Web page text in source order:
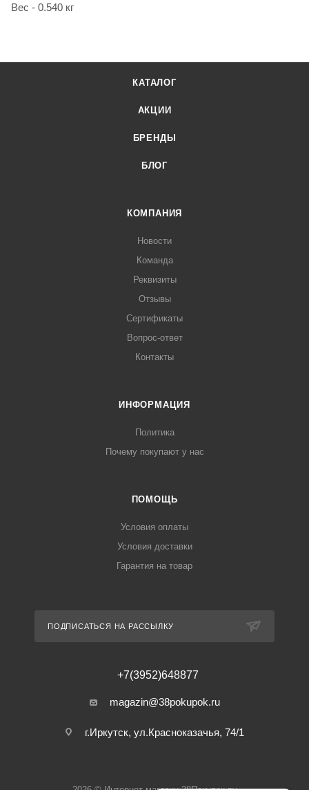
Вес - 0.540 кг
КАТАЛОГ
АКЦИИ
БРЕНДЫ
БЛОГ
КОМПАНИЯ
Новости
Команда
Реквизиты
Отзывы
Сертификаты
Вопрос-ответ
Контакты
ИНФОРМАЦИЯ
Политика
Почему покупают у нас
ПОМОЩЬ
Условия оплаты
Условия доставки
Гарантия на товар
ПОДПИСАТЬСЯ НА РАССЫЛКУ
+7(3952)648877
magazin@38pokupok.ru
г.Иркутск, ул.Красноказачья, 74/1